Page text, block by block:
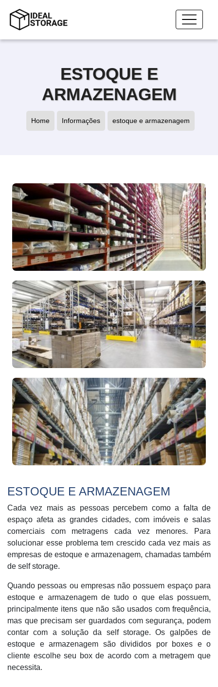
ESTOQUE E
ARMAZENAGEM
Home Informações estoque e armazenagem
ESTOQUE E ARMAZENAGEM
Cada vez mais as pessoas percebem como a falta de
espaço afeta as grandes cidades, com imóveis e salas
comerciais com metragens cada vez menores. Para
solucionar esse problema tem crescido cada vez mais as
empresas de estoque e armazenagem, chamadas também
de self storage.
Quando pessoas ou empresas não possuem espaço para
estoque e armazenagem de tudo o que elas possuem,
principalmente itens que não são usados com frequência,
mas que precisam ser guardados com segurança, podem
contar com a solução da self storage. Os galpões de
estoque e armazenagem são divididos por boxes e o
cliente escolhe seu box de acordo com a metragem que
necessita.